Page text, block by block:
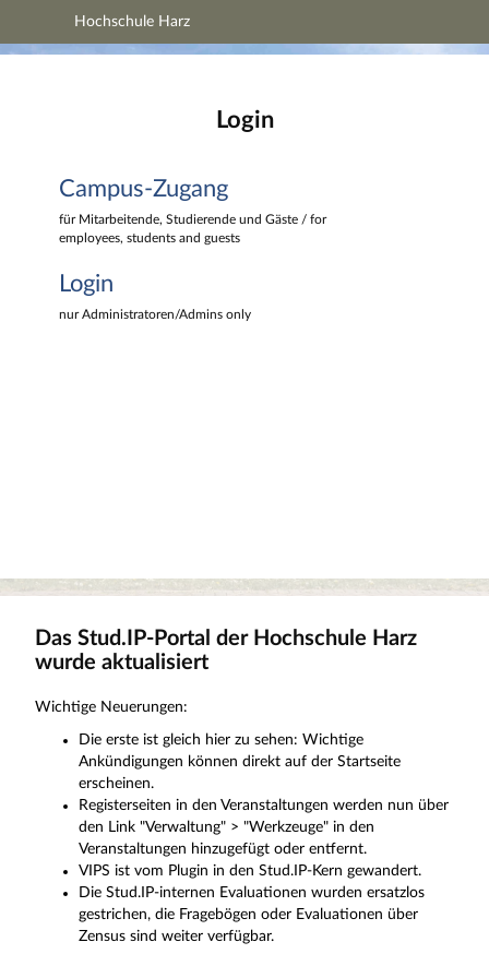
Hauptnavigation
Fußzeile
Hochschule Harz
Login
Campus-Zugang
für Mitarbeitende, Studierende und Gäste / for
employees, students and guests
Login
nur Administratoren/Admins only
Das Stud.IP-Portal der Hochschule Harz
wurde aktualisiert
Wichtige Neuerungen:
Die erste ist gleich hier zu sehen: Wichtige
Ankündigungen können direkt auf der Startseite
erscheinen.
Registerseiten in den Veranstaltungen werden nun über
den Link "Verwaltung" > "Werkzeuge" in den
Veranstaltungen hinzugefügt oder entfernt.
VIPS ist vom Plugin in den Stud.IP-Kern gewandert.
Die Stud.IP-internen Evaluationen wurden ersatzlos
gestrichen, die Fragebögen oder Evaluationen über
Zensus sind weiter verfügbar.